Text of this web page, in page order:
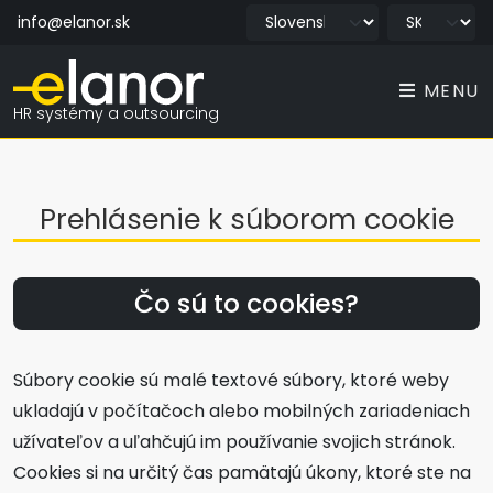
info@elanor.sk
HR systémy a outsourcing
MENU
Prehlásenie k súborom cookie
Čo sú to cookies?
Súbory cookie sú malé textové súbory, ktoré weby
ukladajú v počítačoch alebo mobilných zariadeniach
užívateľov a uľahčujú im používanie svojich stránok.
Cookies si na určitý čas pamätajú úkony, ktoré ste na